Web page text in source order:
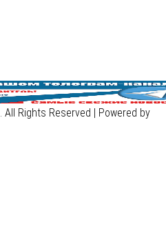
. All Rights Reserved | Powered by